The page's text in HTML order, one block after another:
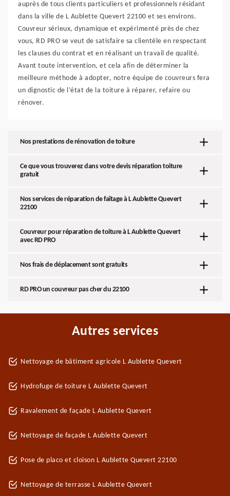
auprès de tous clients particuliers et professionnels résidant
dans la ville de L Aublette Quevert 22100 et ses environs.
Couvreur sérieux, dynamique et expérimenté près de chez
vous, RD PRO se veut de satisfaire sa clientèle en respectant
les clauses du contrat et en réalisant un travail de qualité.
Avant toute intervention, et cela afin de déterminer la
meilleure méthode à adopter, notre équipe de couvreurs fera
un dignostic de l’état de la toiture à réparer, refaire ou
rénover.
Nos prestations de rénovation de toiture
Ce que vous trouverez dans votre devis réparation toiture
gratuit
Nos services de réparation de faîtage à L Aublette Quevert
22100
Couvreur pour réparation de toiture à L Aublette Quevert
avec RD PRO
Nos frais de déplacement sont gratuits
RD PRO un couvreur pas cher du 22100
Autres services
Nettoyage de bâtiment agricole L Aublette Quevert
Hydrofuge de toiture L Aublette Quevert
Ravalement de façade L Aublette Quevert
Nettoyage de façade L Aublette Quevert
Pose de placo et cloison L Aublette Quevert 22100
Nettoyage de terrasse L Aublette Quevert